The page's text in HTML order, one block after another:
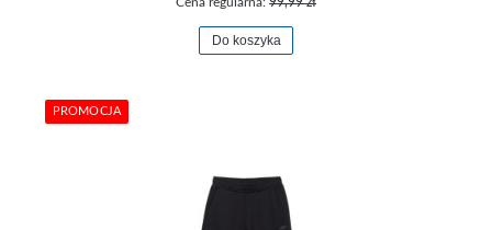
Do koszyka
PROMOCJA